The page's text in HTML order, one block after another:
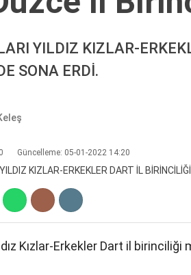
YILDIZ KIZLAR-
SONA ERDİ.
Güncelleme: 05-01-2022 14:20
Kızlar-Erkekler Dart il